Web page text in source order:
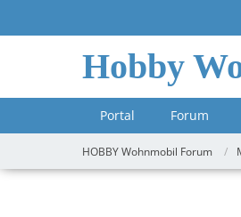
Hobby
Portal Forum
HOBBY Wohnmobil Forum